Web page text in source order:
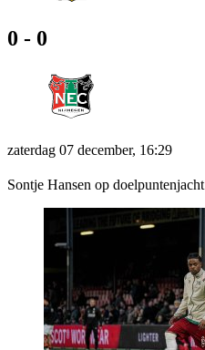
0 - 0
zaterdag 07 december, 16:29
Sontje Hansen op doelpuntenjacht